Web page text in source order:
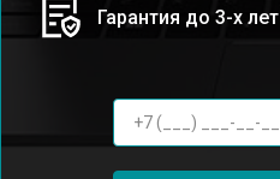
Гарантия до 3-х лет